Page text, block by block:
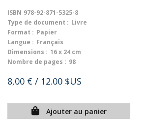
ISBN 978-92-871-5325-8
Type de document : Livre
Format : Papier
Langue : Français
Dimensions : 16 x 24 cm
Nombre de pages : 98
8,00 € / 12.00 $US
Ajouter au panier